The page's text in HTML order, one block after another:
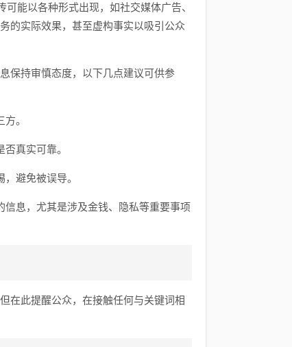
能以各种形式出现，如社交媒体广告、
的实际效果，甚至虚构事实以吸引公众
保持审慎态度，以下几点建议可供参
。
真实可靠。
避免被误导。
息，尤其是涉及金钱、隐私等重要事项
在此提醒公众，在接触任何与关键词相